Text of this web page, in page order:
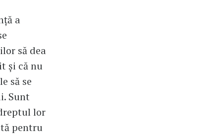
a
să dea
și că nu
să se
Sunt
lor
pentru